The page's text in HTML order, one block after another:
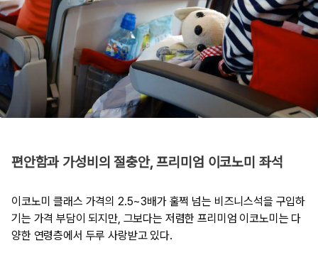
편안함과 가성비의 절충안, 프리미엄 이코노미 좌석
이코노미 클래스 가격의 2.5~3배가 훌쩍 넘는 비즈니스석을 구입하
기는 가격 부담이 되지만, 그보다는 저렴한 프리미엄 이코노미는 다
양한 연령층에서 두루 사랑받고 있다.